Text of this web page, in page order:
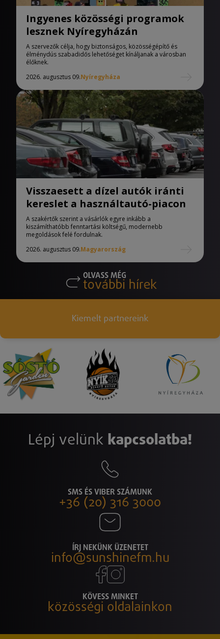
Ingyenes közösségi programok
lesznek Nyíregyházán
A szervezők célja, hogy biztonságos, közösségépítő és
élménydús szabadidős lehetőséget kínáljanak a városban
élőknek.
2026. augusztus 09.Nyíregyháza
Visszaesett a dízel autók iránti
kereslet a használtautó-piacon
A szakértők szerint a vásárlók egyre inkább a
kiszámíthatóbb fenntartási költségű, modernebb
megoldások felé fordulnak.
2026. augusztus 09.Magyarország
OLVASS MÉG
további hírek
Kiemelt partnereink
Lépj velünk kapcsolatba!
SMS ÉS VIBER SZÁMUNK
+36 (20) 316 3000
ÍRJ NEKÜNK ÜZENETET
info@sunshinefm.hu
KÖVESS MINKET
közösségi oldalainkon